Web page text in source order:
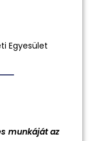
Egyesület
munkáját az